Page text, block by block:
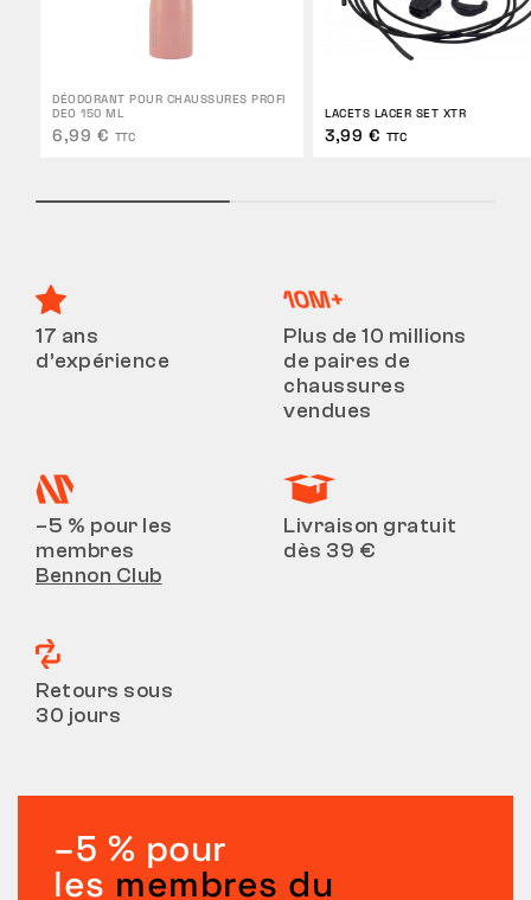
DÉODORANT POUR CHAUSSURES PROFI
DEO 150 ML
6,99 € TTC
LACETS LACER SET XTR
3,99 € TTC
17 ans
d’expérience
Plus de 10 millions
de paires de
chaussures
vendues
–5 % pour les
membres
Bennon Club
Livraison gratuit
dès 39 €
Retours sous
30 jours
–5 % pour
les membres du